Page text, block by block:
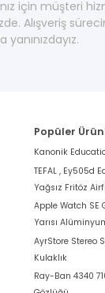
için müşteri
Alışveriş
yanınızdayız.
Popüler
Kanonik
TEFAL , Ey505d
Yağsız Fritöz
Apple Watch SE
Yarısı
AyrStore Stereo
Kulaklık
Ray-Ban 4340